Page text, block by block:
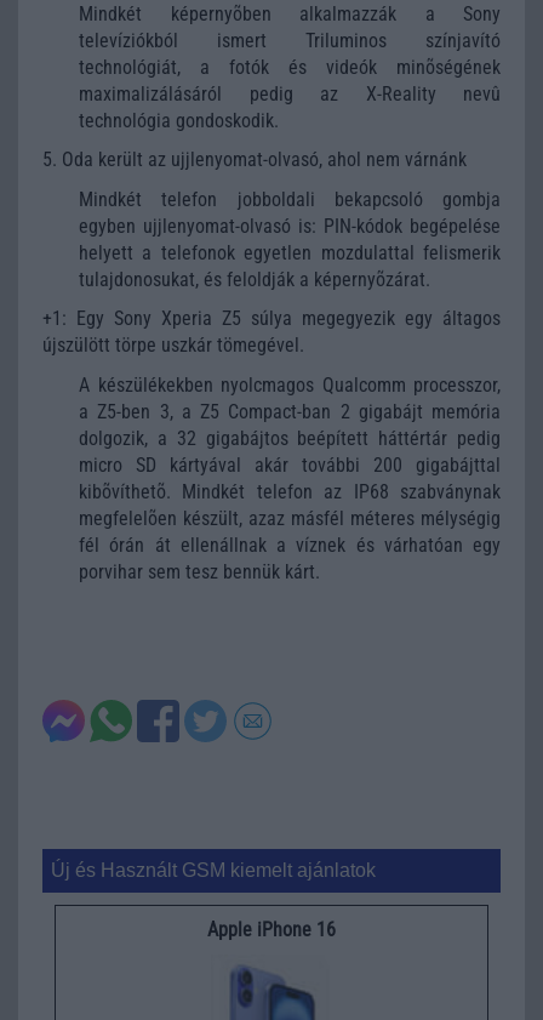
Mindkét képernyõben alkalmazzák a Sony
televíziókból ismert Triluminos színjavító
technológiát, a fotók és videók minõségének
maximalizálásáról pedig az X-Reality nevû
technológia gondoskodik.
5. Oda került az ujjlenyomat-olvasó, ahol nem várnánk
Mindkét telefon jobboldali bekapcsoló gombja
egyben ujjlenyomat-olvasó is: PIN-kódok begépelése
helyett a telefonok egyetlen mozdulattal felismerik
tulajdonosukat, és feloldják a képernyõzárat.
+1: Egy Sony Xperia Z5 súlya megegyezik egy áltagos
újszülött törpe uszkár tömegével.
A készülékekben nyolcmagos Qualcomm processzor,
a Z5-ben 3, a Z5 Compact-ban 2 gigabájt memória
dolgozik, a 32 gigabájtos beépített háttértár pedig
micro SD kártyával akár további 200 gigabájttal
kibõvíthetõ. Mindkét telefon az IP68 szabványnak
megfelelõen készült, azaz másfél méteres mélységig
fél órán át ellenállnak a víznek és várhatóan egy
porvihar sem tesz bennük kárt.
Új és Használt GSM kiemelt ajánlatok
Apple iPhone 16